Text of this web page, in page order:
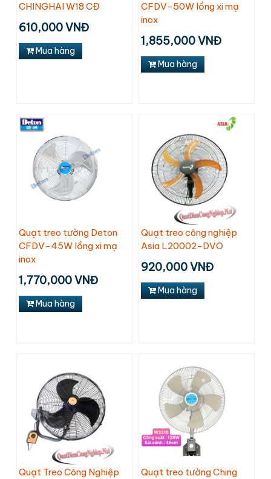
CHINGHAI W18 CĐ
610,000 VNĐ
Mua hàng
CFDV-50W lồng xi mạ
inox
1,855,000 VNĐ
Mua hàng
Quạt treo tường Deton
CFDV-45W lồng xi mạ
inox
1,770,000 VNĐ
Mua hàng
Quạt treo công nghiệp
Asia L20002-DVO
920,000 VNĐ
Mua hàng
Quạt Treo Công Nghiệp
Quạt treo tường Ching